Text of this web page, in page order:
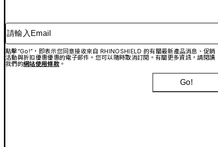
請輸入Email
點擊“Go!”，即表示您同意接收來自 RHINOSHIELD 的有關最新產品消息、促銷
活動與折扣優惠優惠的電子郵件。您可以隨時取消訂閱。有關更多資訊，請閱讀
我們的網站使用條款。
Go!